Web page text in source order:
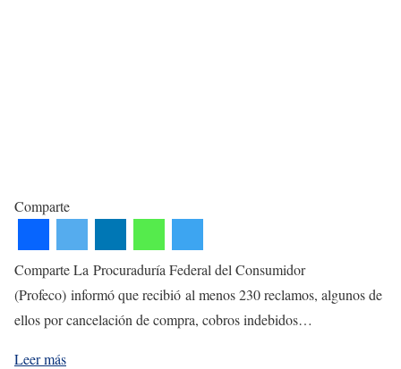
Comparte
Comparte La Procuraduría Federal del Consumidor
(Profeco) informó que recibió al menos 230 reclamos, algunos de
ellos por cancelación de compra, cobros indebidos…
Leer más